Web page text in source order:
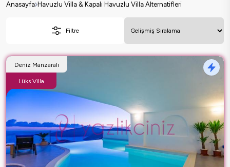
Anasayfa Havuzlu Villa & Kapalı Havuzlu Villa Alternatifleri
Filtre
Deniz Manzaralı
Lüks Villa